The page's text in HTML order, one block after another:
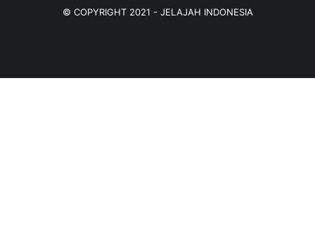
© COPYRIGHT 2021 - JELAJAH INDONESIA